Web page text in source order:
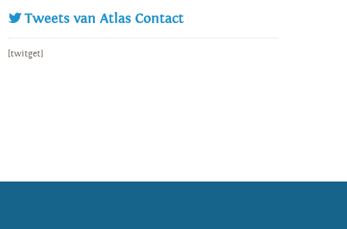
Tweets van Atlas Contact
[twitget]